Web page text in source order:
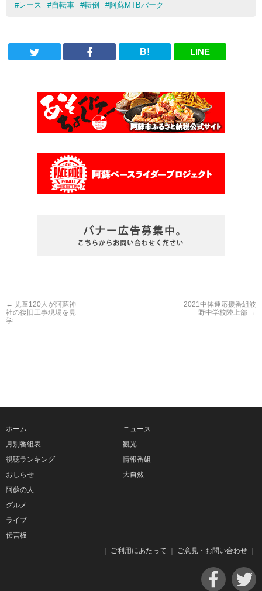
#レース #自転車 #転倒 #阿蘇MTBパーク
B! LINE
← 児童120人が阿蘇神
社の復旧工事現場を見
学
2021中体連応援番組波
野中学校陸上部 →
ホーム
月別番組表
視聴ランキング
おしらせ
ニュース
観光
情報番組
大自然
阿蘇の人
グルメ
ライブ
伝言板
ご利用にあたって ご意見・お問い合わせ